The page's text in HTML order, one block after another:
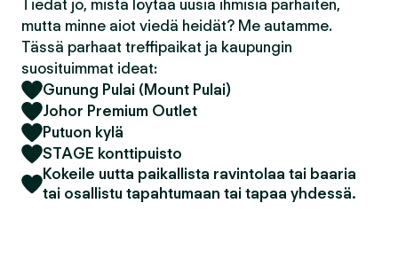
Tiedät jo, mistä löytää uusia ihmisiä parhaiten,
mutta minne aiot viedä heidät? Me autamme.
Tässä parhaat treffipaikat ja kaupungin
suosituimmat ideat:
Gunung Pulai (Mount Pulai)
Johor Premium Outlet
Putuon kylä
STAGE konttipuisto
Kokeile uutta paikallista ravintolaa tai baaria
tai osallistu tapahtumaan tai tapaa yhdessä.